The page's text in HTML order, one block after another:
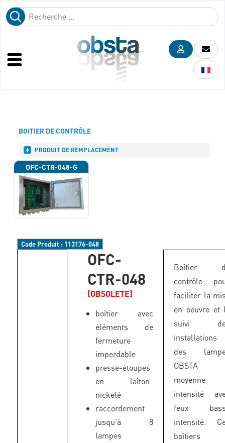
BOITIER DE CONTRÔLE
PRODUIT DE REMPLACEMENT
OFC-CTR-048-G
Code Produit : 113176-048
OFC-
CTR-048
[OBSOLETE]
boîtier avec
éléments de
fermeture
imperdable
presse-étoupes
en laiton-
nickelé
raccordement
jusqu'à 8
lampes
Boîtier
contrôle
faciliter la
en oeuvre et
suivi
installations
des
OBSTA
moyenne
intensité
feux
intensité.
boîtiers